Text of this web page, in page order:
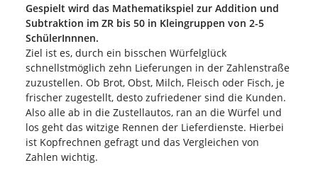
Gespielt wird das Mathematikspiel zur Addition und
Subtraktion im ZR bis 50 in Kleingruppen von 2-5
SchülerInnnen.
Ziel ist es, durch ein bisschen Würfelglück
schnellstmöglich zehn Lieferungen in der Zahlenstraße
zuzustellen. Ob Brot, Obst, Milch, Fleisch oder Fisch, je
frischer zugestellt, desto zufriedener sind die Kunden.
Also alle ab in die Zustellautos, ran an die Würfel und
los geht das witzige Rennen der Lieferdienste. Hierbei
ist Kopfrechnen gefragt und das Vergleichen von
Zahlen wichtig.